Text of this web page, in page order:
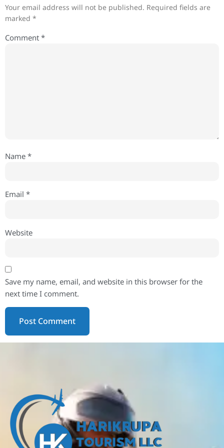
Your email address will not be published. Required fields are
marked *
Comment *
Name *
Email *
Website
Save my name, email, and website in this browser for the
next time I comment.